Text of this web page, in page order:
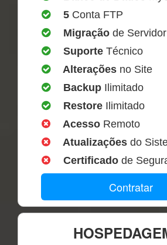
5 Conta FTP
Migraçãode Servidor
SuporteTécnico
Alterações no Site
Backup Ilimitado
Restore Ilimitado
Acesso Remoto
Atualizaçõesdo
Certificadode
Contratar